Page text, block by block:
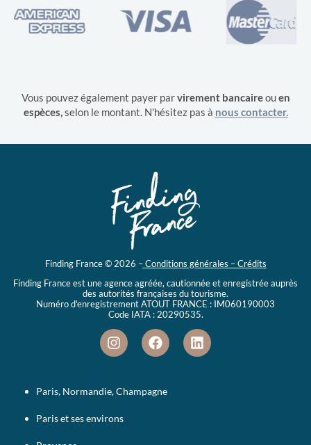
Vous pouvez également payer parvirement bancaireouen
espèces, selon le montant. N'hésitez pas à nous contacter.
Finding France © 2026 –Conditions générales – Crédits
Finding France est une agence agréée, cautionnée et enregistrée auprès
des autorités françaises du tourisme.
Numéro d'enregistrement ATOUT FRANCE : IM060190003
Code IATA : 20290535.
Paris, Normandie, Champagne
Paris et ses environs